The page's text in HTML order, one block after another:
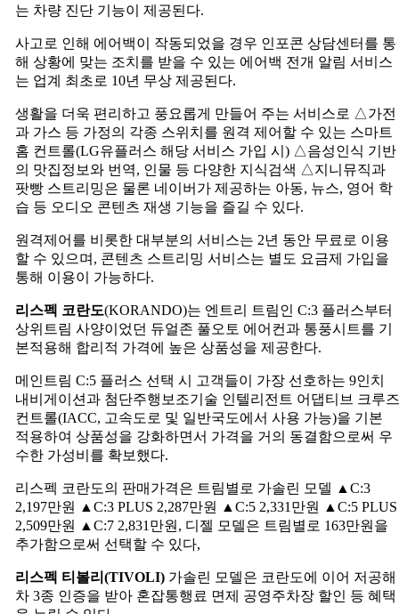
는 차량 진단 기능이 제공된다.
사고로 인해 에어백이 작동되었을 경우 인포콘 상담센터를 통
해 상황에 맞는 조치를 받을 수 있는 에어백 전개 알림 서비스
는 업계 최초로 10년 무상 제공된다.
생활을 더욱 편리하고 풍요롭게 만들어 주는 서비스로 △가전
과 가스 등 가정의 각종 스위치를 원격 제어할 수 있는 스마트
홈 컨트롤(LG유플러스 해당 서비스 가입 시) △음성인식 기반
의 맛집정보와 번역, 인물 등 다양한 지식검색 △지니뮤직과
팟빵 스트리밍은 물론 네이버가 제공하는 아동, 뉴스, 영어 학
습 등 오디오 콘텐츠 재생 기능을 즐길 수 있다.
원격제어를 비롯한 대부분의 서비스는 2년 동안 무료로 이용
할 수 있으며, 콘텐츠 스트리밍 서비스는 별도 요금제 가입을
통해 이용이 가능하다.
리스펙 코란도(KORANDO)는 엔트리 트림인 C:3 플러스부터
상위트림 사양이었던 듀얼존 풀오토 에어컨과 통풍시트를 기
본적용해 합리적 가격에 높은 상품성을 제공한다.
메인트림 C:5 플러스 선택 시 고객들이 가장 선호하는 9인치
내비게이션과 첨단주행보조기술 인텔리전트 어댑티브 크루즈
컨트롤(IACC, 고속도로 및 일반국도에서 사용 가능)을 기본
적용하여 상품성을 강화하면서 가격을 거의 동결함으로써 우
수한 가성비를 확보했다.
리스펙 코란도의 판매가격은 트림별로 가솔린 모델 ▲C:3
2,197만원 ▲C:3 PLUS 2,287만원 ▲C:5 2,331만원 ▲C:5 PLUS
2,509만원 ▲C:7 2,831만원, 디젤 모델은 트림별로 163만원을
추가함으로써 선택할 수 있다,
리스펙 티볼리(TIVOLI)가솔린 모델은 코란도에 이어 저공해
차 3종 인증을 받아 혼잡통행료 면제 공영주차장 할인 등 혜택